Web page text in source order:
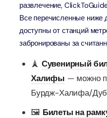
развлечение,
Все перечисленные ниже
доступны от станций
забронированы за
🗼 Сувенирный
Халифы — можно
Бурдж-Халифа/
🖼️ Билеты на